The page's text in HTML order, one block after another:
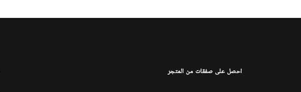
احصل على صفقات من المتجر